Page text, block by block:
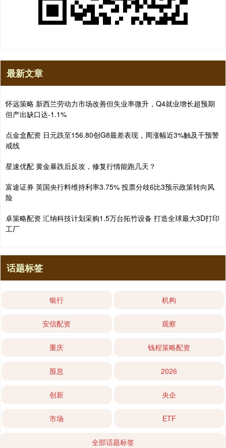
最新文章
怀远策略 新西兰劳动力市场改善但失业率微升，Q4就业增长超预期
但产出缺口达-1.1%
点金盒配资 日元跌至156.80创G8最差表现，周涨幅近3%触及干预警
戒线
星速优配 黄金暴跌后反攻，修复行情能跑几天？
富途证券 英国央行料维持利率3.75% 投票分歧6比3预示政策转向风
险
卓策略配资 汇纳科技计划采购1.5万台拓竹设备 打造全球最大3D打印
工厂
话题标签
银行 机构
安信配资 观察
重庆 钱程策略配资
股息 2026
创新 央企
市场 ETF
全部话题标签